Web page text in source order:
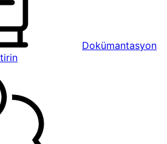
Dokümantasyon